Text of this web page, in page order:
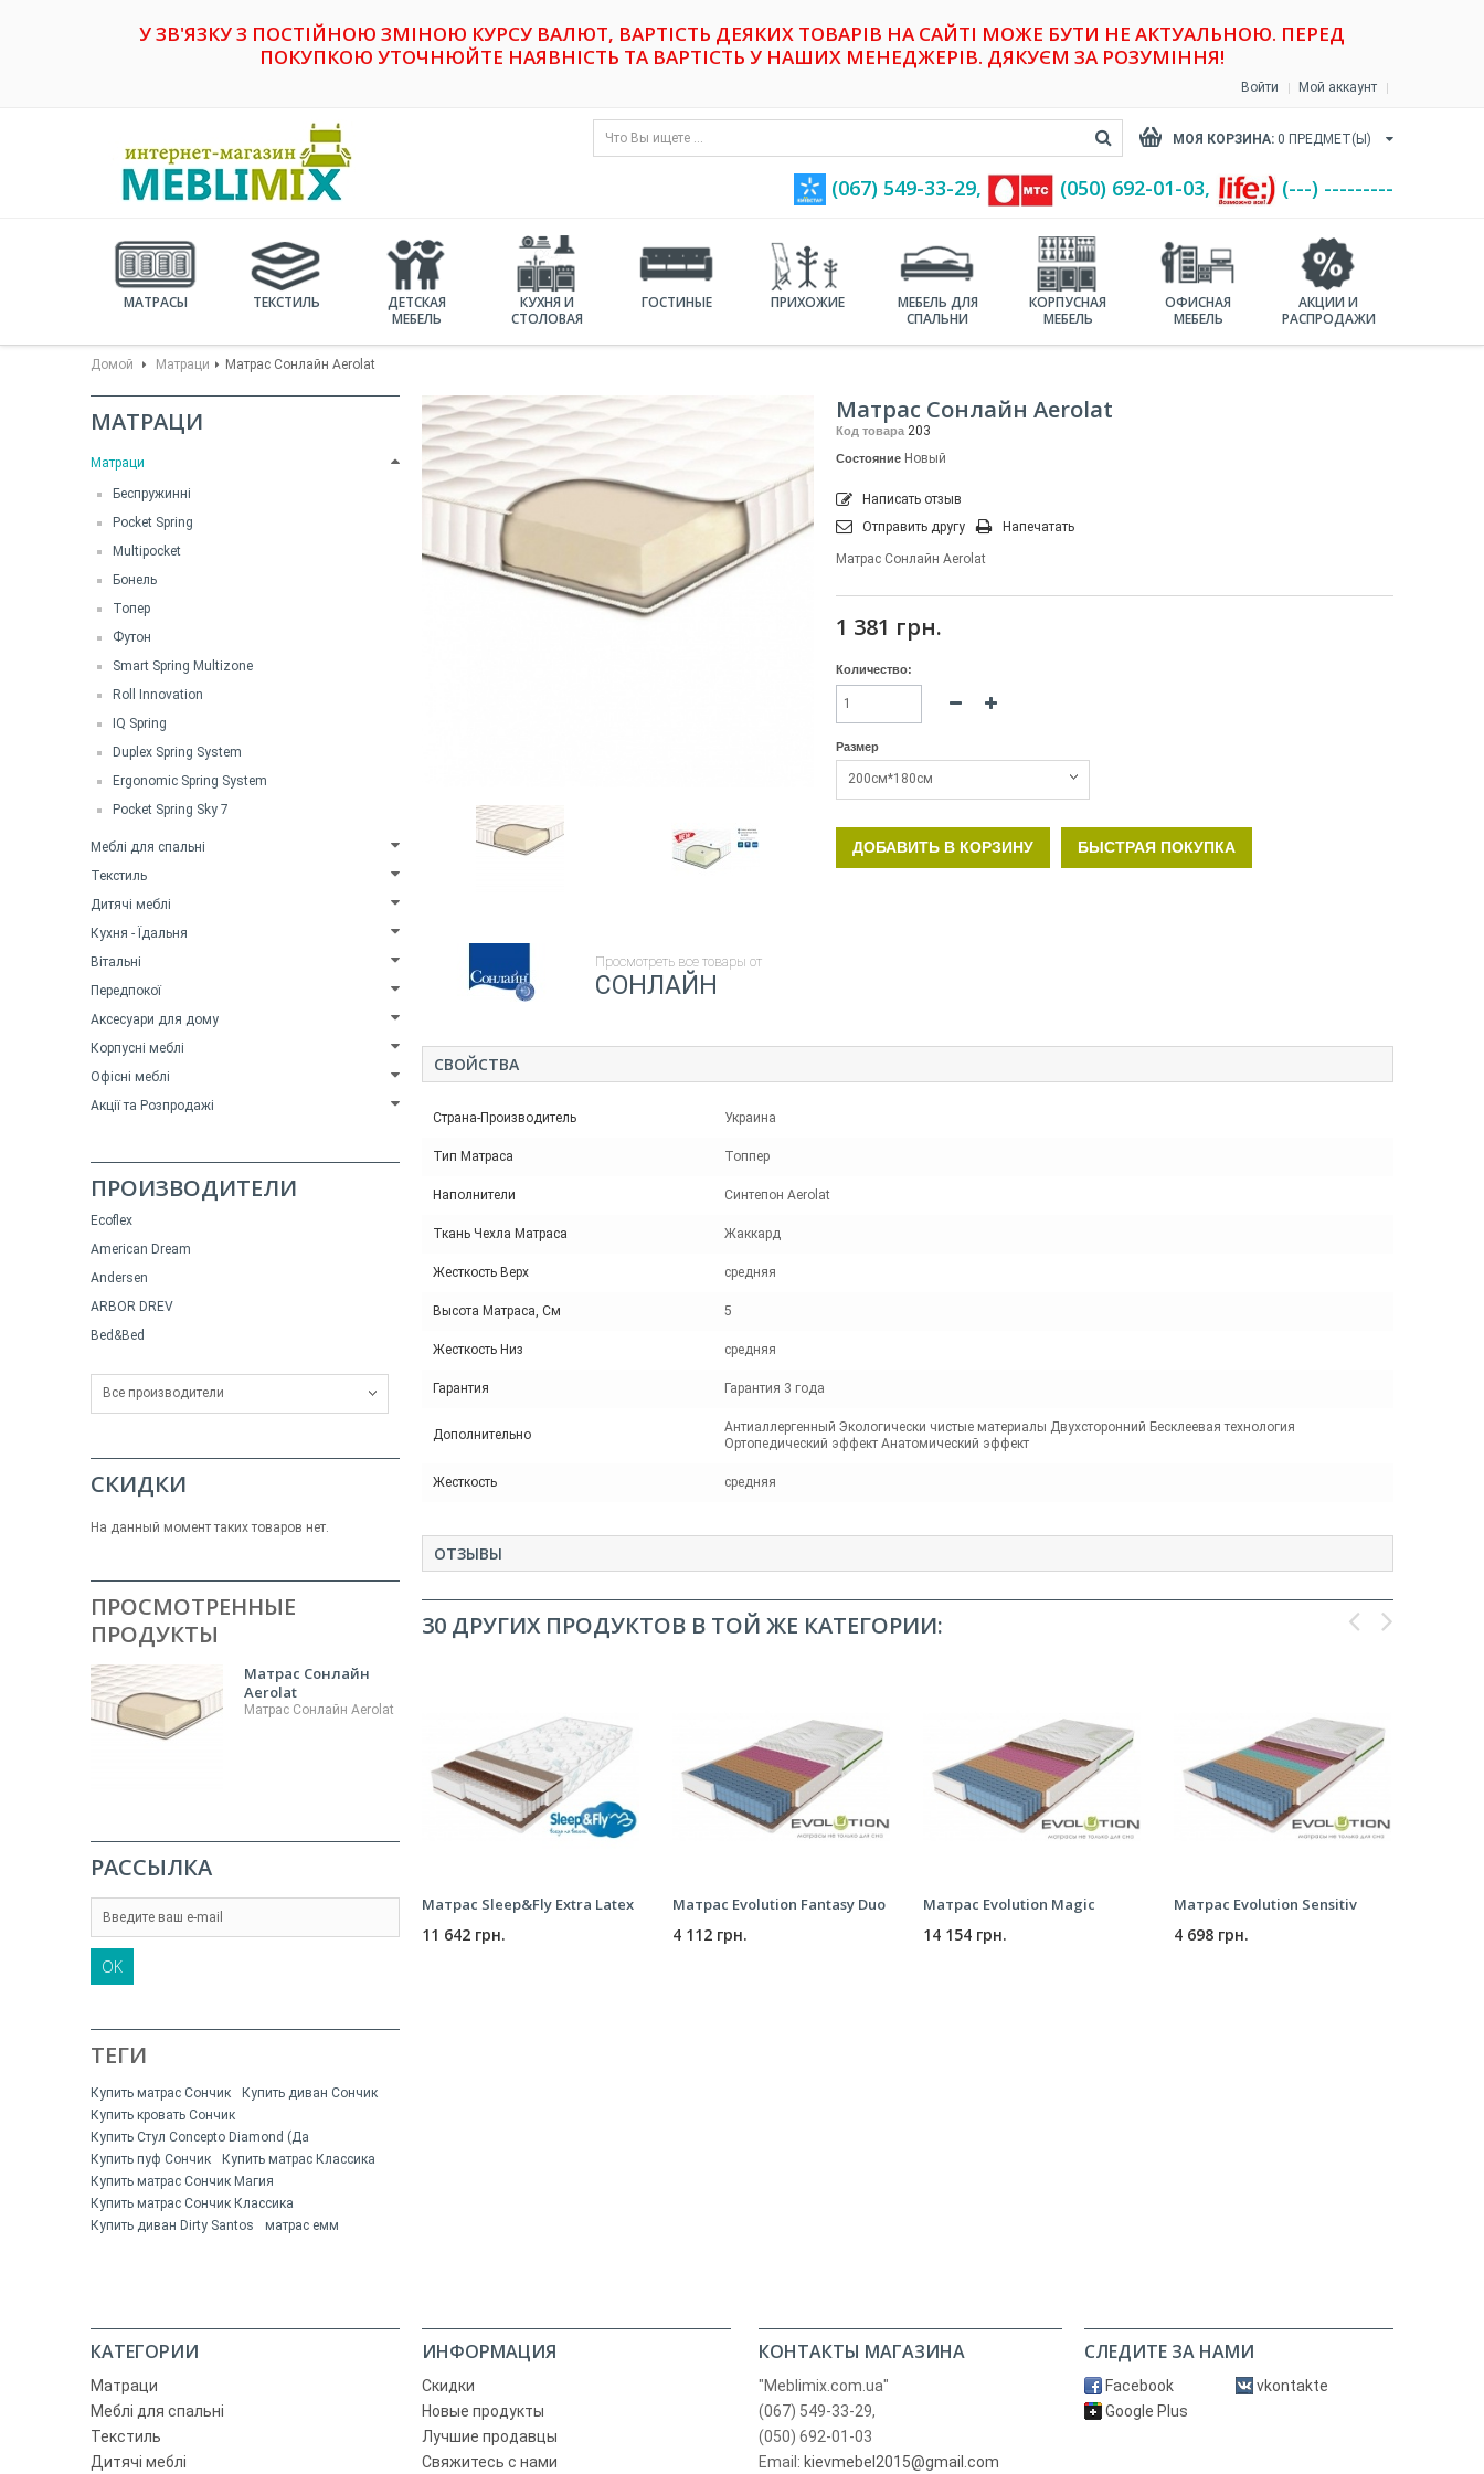
У ЗВ'ЯЗКУ З ПОСТІЙНОЮ ЗМІНОЮ КУРСУ ВАЛЮТ, ВАРТІСТЬ ДЕЯКИХ ТОВАРІВ НА САЙТІ МОЖЕ БУТИ НЕ АКТУАЛЬНОЮ. ПЕРЕД
ПОКУПКОЮ УТОЧНЮЙТЕ НАЯВНІСТЬ ТА ВАРТІСТЬ У НАШИХ МЕНЕДЖЕРІВ. ДЯКУЄМ ЗА РОЗУМІННЯ!
Войти Мой аккаунт
МОЯ КОРЗИНА: 0 ПРЕДМЕТ(Ы)
(067) 549-33-29, (‎050) 692-01-03, (---) ---------
МАТРАСЫ ТЕКСТИЛЬ
ДЕТСКАЯ
МЕБЕЛЬ
КУХНЯ И
СТОЛОВАЯ
ГОСТИНЫЕ ПРИХОЖИЕ
МЕБЕЛЬ ДЛЯ
СПАЛЬНИ
КОРПУСНАЯ
МЕБЕЛЬ
ОФИСНАЯ
МЕБЕЛЬ
АКЦИИ И
РАСПРОДАЖИ
Домой Матраци Матрас Сонлайн Aerolat
МАТРАЦИ
Матраци
Беспружинні
Pocket Spring
Multipocket
Бонель
Топер
Футон
Smart Spring Multizone
Roll Innovation
IQ Spring
Duplex Spring System
Ergonomic Spring System
Pocket Spring Sky 7
Меблі для спальні
Текстиль
Дитячі меблі
Кухня - Їдальня
Вітальні
Передпокої
Аксесуари для дому
Корпусні меблі
Офісні меблі
Акції та Розпродажі
ПРОИЗВОДИТЕЛИ
Ecoflex
American Dream
Andersen
ARBOR DREV
Bed&Bed
Все производители
СКИДКИ
На данный момент таких товаров нет.
ПРОСМОТРЕННЫЕ
ПРОДУКТЫ
Матрас Сонлайн
Aerolat
Матрас Сонлайн Aerolat
РАССЫЛКА
OK
ТЕГИ
Купить матрас Сончик
Купить диван Сончик
Купить кровать Сончик
Купить Стул Concepto Diamond (Да
Купить пуф Сончик
Купить матрас Классика
Купить матрас Сончик Магия
Купить матрас Сончик Классика
Купить диван Dirty Santos
матрас емм
Просмотреть все товары от
СОНЛАЙН
Матрас Сонлайн Aerolat
Код товара 203
Состояние Новый
Написать отзыв
Отправить другу
Напечатать
Матрас Сонлайн Aerolat
1 381 грн.
Количество:
Размер
200см*180см
ДОБАВИТЬ В КОРЗИНУ БЫСТРАЯ ПОКУПКА
СВОЙСТВА
Страна-Производитель Украина
Тип Матраса Топпер
Наполнители Синтепон Aerolat
Ткань Чехла Матраса Жаккард
Жесткость Верх средняя
Высота Матраса, См 5
Жесткость Низ средняя
Гарантия Гарантия 3 года
Дополнительно
Антиаллергенный Экологически чистые материалы Двухсторонний Бесклеевая технология
Ортопедический эффект Анатомический эффект
Жесткость средняя
ОТЗЫВЫ
30 ДРУГИХ ПРОДУКТОВ В ТОЙ ЖЕ КАТЕГОРИИ:
Матрас Sleep&Fly Extra Latex
11 642 грн.
Матрас Evolution Fantasy Duo
4 112 грн.
Матрас Evolution Magic
14 154 грн.
Матрас Evolution Sensitiv
4 698 грн.
КАТЕГОРИИ
Матраци
Меблі для спальні
Текстиль
Дитячі меблі
ИНФОРМАЦИЯ
Скидки
Новые продукты
Лучшие продавцы
Свяжитесь с нами
КОНТАКТЫ МАГАЗИНА
"Meblimix.com.ua"
(067) 549-33-29,
(050) 692-01-03
Email: kievmebel2015@gmail.com
СЛЕДИТЕ ЗА НАМИ
Facebook
vkontakte
Google Plus